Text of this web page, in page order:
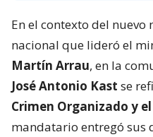
En el contexto del
nacional que lideró el
Martín Arrau, en la
José Antonio Kast se
Crimen Organizado y
mandatario entregó sus